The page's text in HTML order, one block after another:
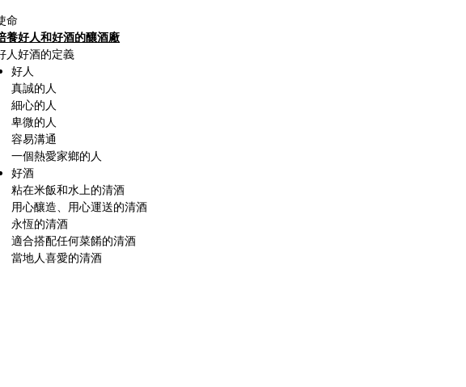
命
養好人和好酒的釀酒廠
人好酒的定義
好人
真誠的人
細心的人
卑微的人
容易溝通
一個熱愛家鄉的人
好酒
粘在米飯和水上的清酒
用心釀造、用心運送的清酒
永恆的清酒
適合搭配任何菜餚的清酒
當地人喜愛的清酒